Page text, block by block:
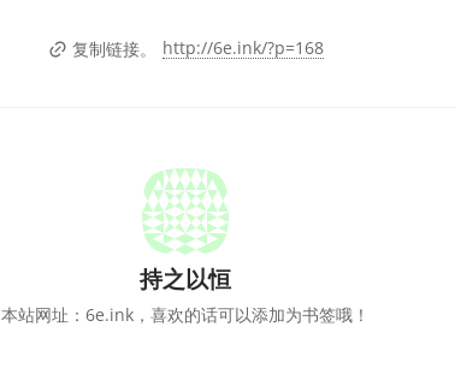
复制链接。 http://6e.ink/?p=168
持之以恒
本站网址：6e.ink，喜欢的话可以添加为书签哦！